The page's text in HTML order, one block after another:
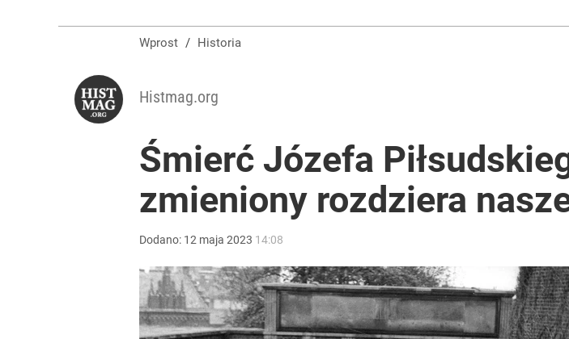
Wprost / Historia
Histmag.org
Śmierć Józefa
zmieniony rozdziera
Dodano: 12 maja 2023 14:08